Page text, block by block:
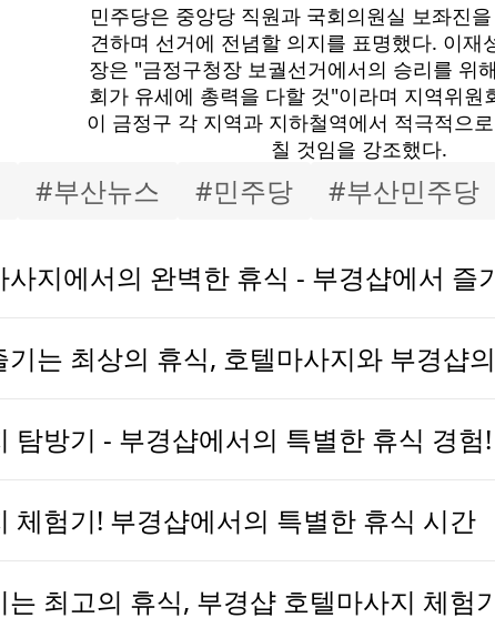
민주당은 중앙당 직원과 국회의원실 보좌진
견하며 선거에 전념할 의지를 표명했다. 이재
장은 "금정구청장 보궐선거에서의 승리를 위
회가 유세에 총력을 다할 것"이라며 지역위원
이 금정구 각 지역과 지하철역에서 적극적으
칠 것임을 강조했다.
#부산뉴스 #민주당 #부산민주당
지에서의 완벽한 휴식 - 부경샵에서 즐
는 최상의 휴식, 호텔마사지와 부경샵
탐방기 - 부경샵에서의 특별한 휴식 경험!
체험기! 부경샵에서의 특별한 휴식 시간
최고의 휴식, 부경샵 호텔마사지 체험